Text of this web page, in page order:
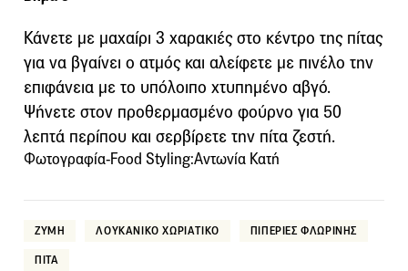
Κάνετε με μαχαίρι 3 χαρακιές στο κέντρο της πίτας
για να βγαίνει ο ατμός και αλείφετε με πινέλο την
επιφάνεια με το υπόλοιπο χτυπημένο αβγό.
Ψήνετε στον προθερμασμένο φούρνο για 50
λεπτά περίπου και σερβίρετε την πίτα ζεστή.
Φωτογραφία-Food Styling:Αντωνία Κατή
ΖΥΜΗ ΛΟΥΚΑΝΙΚΟ ΧΩΡΙΑΤΙΚΟ ΠΙΠΕΡΙΕΣ ΦΛΩΡΙΝΗΣ
ΠΙΤΑ